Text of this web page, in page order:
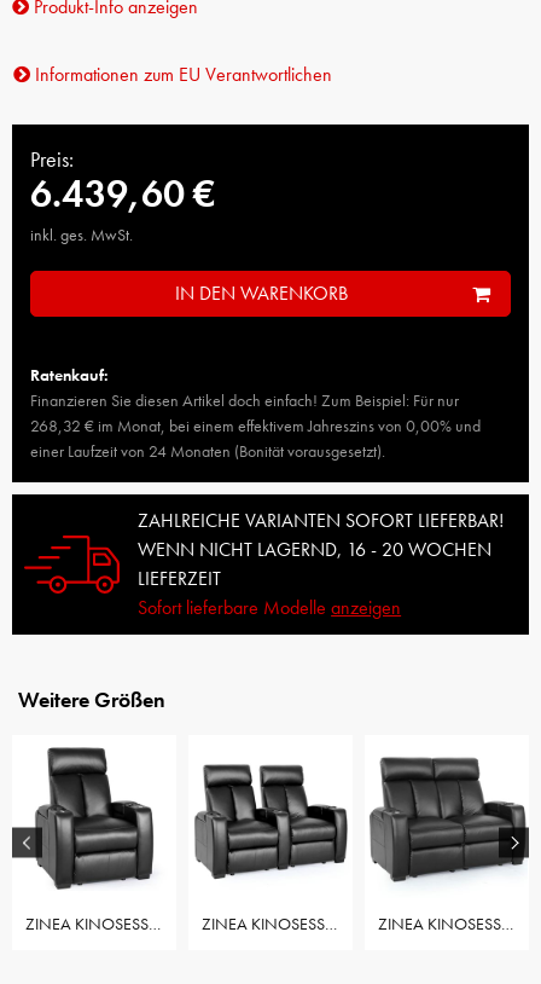
Produkt-Info anzeigen
Informationen zum EU Verantwortlichen
Preis:
6.439,60 €
inkl. ges. MwSt.
IN DEN WARENKORB
Ratenkauf:
Finanzieren Sie diesen Artikel doch einfach! Zum Beispiel: Für nur
268,32 € im Monat, bei einem effektivem Jahreszins von 0,00% und
einer Laufzeit von 24 Monaten (Bonität vorausgesetzt).
ZAHLREICHE VARIANTEN SOFORT LIEFERBAR!
WENN NICHT LAGERND, 16 - 20 WOCHEN
LIEFERZEIT
Sofort lieferbare Modelleanzeigen
Weitere Größen
ZINEA KINOSESSEL ACTION - 1 SITZER ZINEA KINOSESSEL ACTION - 2 SITZER ZINEA KINOSESSEL ACTION - 2 SITZER LOVESEAT